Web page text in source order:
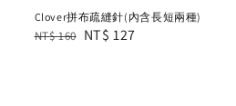
Clover拼布疏縫針(內含長短兩種)
Regular
NT$ 160 Sale
NT$ 127